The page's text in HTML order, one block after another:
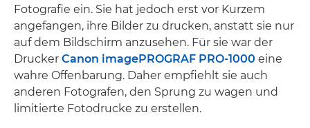
Fotografie ein. Sie hat jedoch erst vor Kurzem
angefangen, ihre Bilder zu drucken, anstatt sie nur
auf dem Bildschirm anzusehen. Für sie war der
Drucker Canon imagePROGRAF PRO-1000 eine
wahre Offenbarung. Daher empfiehlt sie auch
anderen Fotografen, den Sprung zu wagen und
limitierte Fotodrucke zu erstellen.